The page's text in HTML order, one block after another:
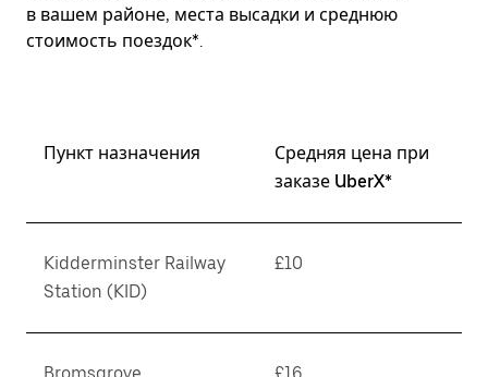
в вашем районе, места высадки и среднюю
стоимость поездок*.
Пункт назначения
Средняя цена при
заказе UberX*
Kidderminster Railway
Station (KID)
£10